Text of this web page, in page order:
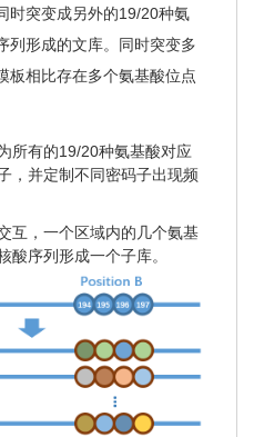
时突变成另外的19/20种氨
列形成的文库。同时突变多
板相比存在多个氨基酸位点
所有的19/20种氨基酸对应
，并定制不同密码子出现频
互，一个区域内的几个氨基
酸序列形成一个子库。